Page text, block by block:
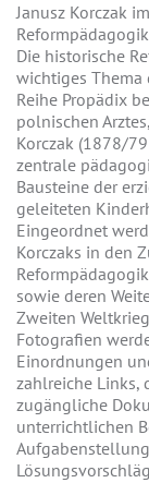
Janusz Korczak
Reformpädagogik
Die historische
wichtiges Thema
Reihe Propädix
polnischen
Korczak (1878/
zentrale
Bausteine der
geleiteten
Eingeordnet
Korczaks in den
sowie deren
Zweiten
Fotografien
Einordnungen
zahlreiche Links,
zugängliche
unterrichtlichen